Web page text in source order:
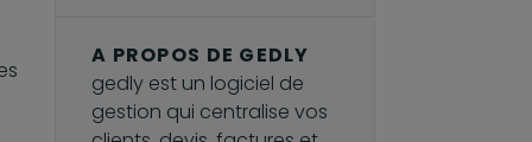
A PROPOS DE GEDLY
gedly est un logiciel de
gestion qui centralise vos